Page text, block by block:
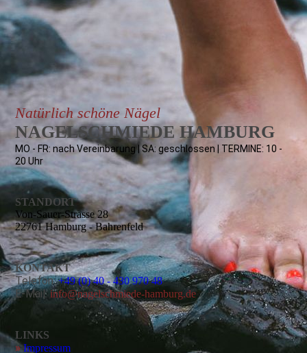
Natürlich schöne Nägel
NAGEL­­SCHMIEDE HAMBURG
MO - FR: nach Vereinbarung | SA: geschlossen | TERMINE: 10 -
20 Uhr
STANDORT
Von-Sauer-Strasse 28
22761 Hamburg - Bahrenfeld
KONTAKT
Telefon:+49 (0) 40 - 430 970 48
E-Mail: info@nagelschmiede-hamburg.de
LINKS
» Impressum